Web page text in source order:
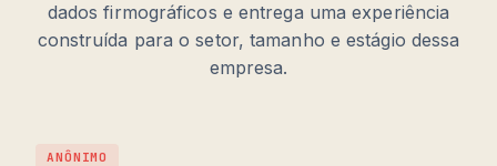
dados firmográficos e entrega uma experiência
construída para o setor, tamanho e estágio dessa
empresa.
ANÔNIMO